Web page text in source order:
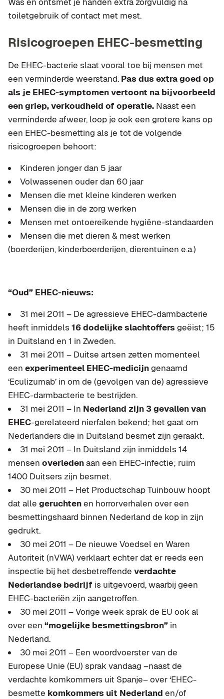
toiletgebruik of contact met mest.
Risicogroepen EHEC-besmetting
De EHEC-bacterie slaat vooral toe bij mensen met
een verminderde weerstand. Pas dus extra goed op
als je EHEC-symptomen vertoont na bijvoorbeeld
een griep, verkoudheid of operatie. Naast een
verminderde afweer, loop je ook een grotere kans op
een EHEC-besmetting als je tot de volgende
risicogroepen behoort:
Kinderen jonger dan 5 jaar
Volwassenen ouder dan 60 jaar
Mensen die met kleine kinderen werken
Mensen die in de zorg werken
Mensen met ontoereikende hygiëne-standaarden
Mensen die met dieren & mest werken
(boerderijen, kinderboerderijen, dierentuinen e.a.)
“Oud” EHEC-nieuws:
31 mei 2011 – De agressieve EHEC-darmbacterie
heeft inmiddels16 dodelijke slachtoffers geëist; 15
in Duitsland en 1 in Zweden.
31 mei 2011 – Duitse artsen zetten momenteel
een experimenteel EHEC-medicijngenaamd
‘Eculizumab’ in om de (gevolgen van de) agressieve
EHEC-darmbacterie te bestrijden.
31 mei 2011 – In Nederland zijn 3 gevallen van
EHEC-gerelateerd nierfalen bekend; het gaat om
Nederlanders die in Duitsland besmet zijn geraakt.
31 mei 2011 – In Duitsland zijn inmiddels 14
mensen overledenaan een EHEC-infectie; ruim
1400 Duitsers zijn besmet.
30 mei 2011 – Het Productschap Tuinbouw hoopt
dat alle geruchtenen horrorverhalen over een
besmettingshaard binnen Nederland de kop in zijn
gedrukt.
30 mei 2011 – De nieuwe Voedsel en Waren
Autoriteit (nVWA) verklaart echter dat er reeds een
inspectie bij het desbetreffende verdachte
Nederlandse bedrijf is uitgevoerd, waarbij geen
EHEC-bacteriën zijn aangetroffen.
30 mei 2011 – Vorige week sprak de EU ook al
over een “mogelijke besmettingsbron” in
Nederland.
30 mei 2011 – Een woordvoerster van de
Europese Unie (EU) sprak vandaag –naast de
verdachte komkommers uit Spanje– over ‘EHEC-
besmette komkommers uit Nederland en/of